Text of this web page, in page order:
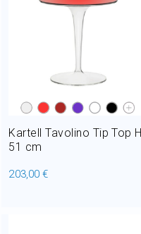
Kartell Tavolino Tip Top H
51 cm
203,00 €